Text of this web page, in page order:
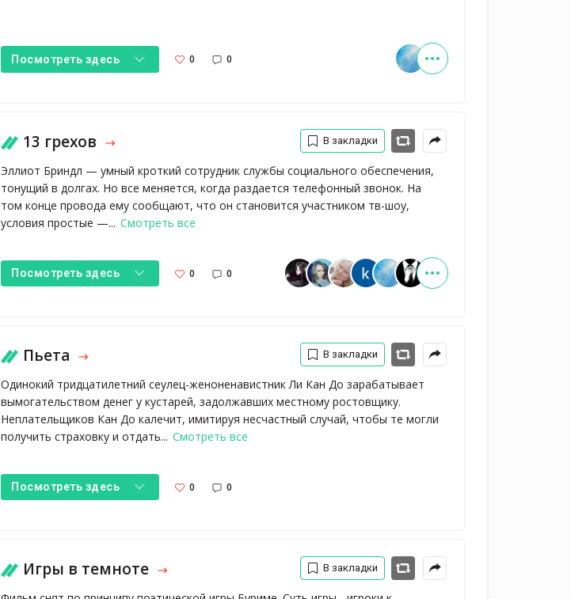
Посмотреть здесь 0 0
13 грехов
Эллиот Бриндл — умный кроткий сотрудник службы социального обеспечения,
тонущий в долгах. Но все меняется, когда раздается телефонный звонок. На
том конце провода ему сообщают, что он становится участником тв-шоу,
условия простые —... Смотреть все
Посмотреть здесь 0 0
В закладки
Пьета
Одинокий тридцатилетний сеулец-женоненавистник Ли Кан До зарабатывает
вымогательством денег у кустарей, задолжавших местному ростовщику.
Неплательщиков Кан До калечит, имитируя несчастный случай, чтобы те могли
получить страховку и отдать... Смотреть все
Посмотреть здесь 0 0
В закладки
Игры в темноте В закладки